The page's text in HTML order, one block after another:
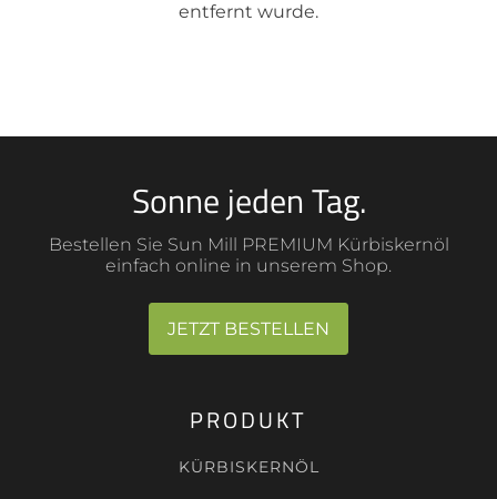
entfernt wurde.
Sonne jeden Tag.
Bestellen Sie Sun Mill PREMIUM Kürbiskernöl
einfach online in unserem Shop.
JETZT BESTELLEN
PRODUKT
KÜRBISKERNÖL